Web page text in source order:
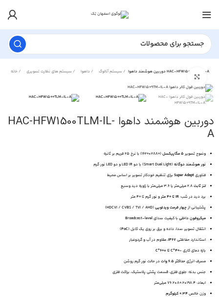
خانه سیستم های نظارت تصویری سیستم آنالوگ دوربین هوشمند داهوا HAC-HFW1500TLM-IL-A
دوربین هوشمند داهوا HAC-HFW1500TLM-IL-
A
وضوح تصویر ۵ مگاپیکسل
(2880×1620) با نرخ ۲۵ فریم بر ثانیه
نور هوشمند دوگانه(Smart Dual Light) با دو LED IR و دو LED نور گرم
فناوریSuper Adaptبرای تنظیم خودکار تصویر بر اساس محیط
لنز ثابت۲.۸ میلی‌متر یا ۳.۶ میلی‌متر با زاویه دید وسیع
برد دید در شب:IR تا ۴۰ متر
و نور گرم تا ۴۰ متر
پشتیبانی ازچهار فرمت ویدئویی(HDCVI / CVBS / TVI / AHD)
میکروفون داخلیبا کیفیت صدای Broadcast-level
انتقال تصویر، صدا، داده و برق بر روی یک کابل (PoC
)
استاندارد حفاظتیIP67، مقاوم در آب و گردوغبار
بازه دمای کاری-40°C تا +60°C
مصرف انرژیحداکثر 6.5 وات
در حالت نور گرم روشن
جنس بدنه: جلوی فلزی، قسمت پشتی پلاستیک، براکت فلزی
ابعاد: 198.4×80.2×76.2 میلی‌متر
وزن خالص۰.34 کیلوگرم